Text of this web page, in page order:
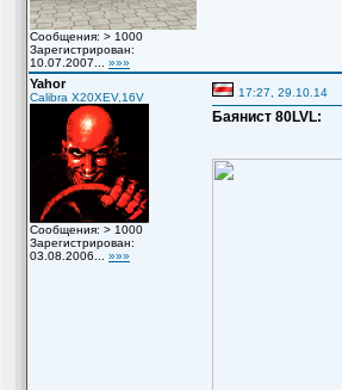
Сообщения: > 1000
Зарегистрирован:
10.07.2007... »»»
Yahor
Calibra X20XEV,16V
Сообщения: > 1000
Зарегистрирован:
03.08.2006... »»»
17:27, 29.10.14
Баянист 80LVL: